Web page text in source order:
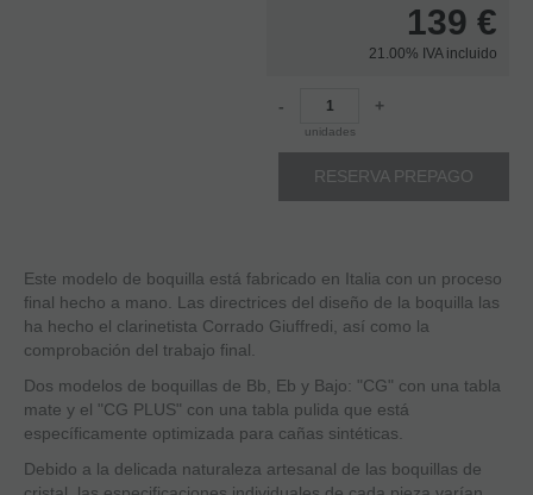
139 €
21.00% IVA incluido
-
unidades
+
RESERVA PREPAGO
Este modelo de boquilla está fabricado en Italia con un proceso
final hecho a mano. Las directrices del diseño de la boquilla las
ha hecho el clarinetista Corrado Giuffredi, así como la
comprobación del trabajo final.
Dos modelos de boquillas de Bb, Eb y Bajo: "CG" con una tabla
mate y el "CG PLUS" con una tabla pulida que está
específicamente optimizada para cañas sintéticas.
Debido a la delicada naturaleza artesanal de las boquillas de